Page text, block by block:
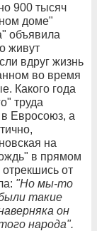
900 тысяч
доме"
объявила
живут
вдруг жизнь
во время
Какого года
труда
Евросоюз, а
на
в прямом
от
"Но мы-то
такие
он
народа".